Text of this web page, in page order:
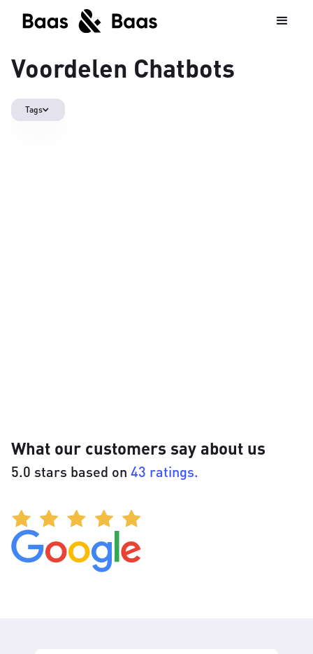
Voordelen Chatbots
Tags
What our customers say about us
5.0 stars based on 43 ratings.